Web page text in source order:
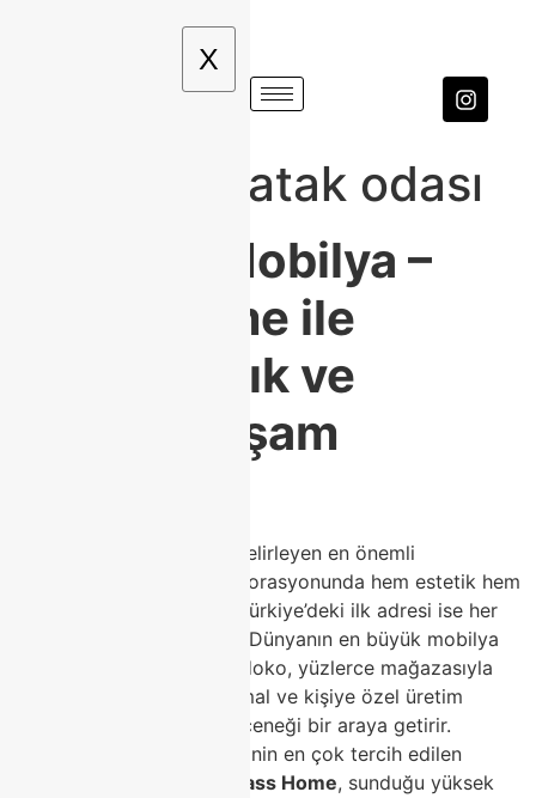
X
Modoko yatak odası
Modoko Mobilya –
Class Home ile
Modern, Şık ve
Kaliteli Yaşam
Mobilya, bir evin ruhunu belirleyen en önemli
unsurlardan biridir. Ev dekorasyonunda hem estetik hem
de işlevsellik arayanların Türkiye’deki ilk adresi ise her
olmuştur. Dünyanın en büyük mobilya
çarşılarından biri olan Modoko, yüzlerce mağazasıyla
modern, klasik, lüks, minimal ve kişiye özel üretim
kategorilerinde sayısız seçeneği bir araya getirir.
Bu büyük mobilya merkezinin en çok tercih edilen
Class Home, sunduğu yüksek